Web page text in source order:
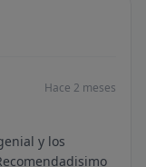
Hace 2 meses
y los